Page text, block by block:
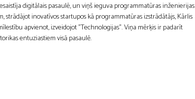
digitālais pasaulē, un viņš ieguva programmatūras inženierijas
strādājot inovatīvos startupos kā programmatūras izstrādātājs, Kārlis
apvienot, izveidojot "Technologijas". Viņa mērķis ir padarīt
entuziastiem visā pasaulē.